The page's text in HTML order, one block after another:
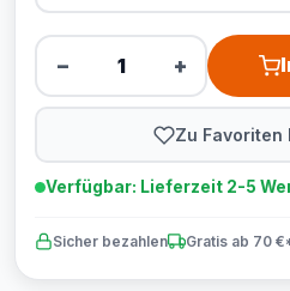
− +
Zu Favoriten
Verfügbar: Lieferzeit 2-5
Sicher bezahlen Gratis ab 70